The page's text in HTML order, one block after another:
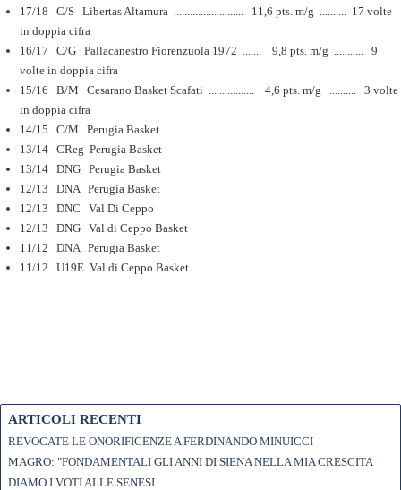
17/18 C/S Libertas Altamura .......................... 11,6 pts. m/g .......... 17 volte
in doppia cifra
16/17 C/G Pallacanestro Fiorenzuola 1972 ....... 9,8 pts. m/g ........... 9
volte in doppia cifra
15/16 B/M Cesarano Basket Scafati ................. 4,6 pts. m/g ........... 3 volte
in doppia cifra
14/15 C/M Perugia Basket
13/14 CReg Perugia Basket
13/14 DNG Perugia Basket
12/13 DNA Perugia Basket
12/13 DNC Val Di Ceppo
12/13 DNG Val di Ceppo Basket
11/12 DNA Perugia Basket
11/12 U19E Val di Ceppo Basket
ARTICOLI RECENTI
REVOCATE LE ONORIFICENZE A FERDINANDO MINUICCI
MAGRO: "FONDAMENTALI GLI ANNI DI SIENA NELLA MIA CRESCITA
DIAMO I VOTI ALLE SENESI